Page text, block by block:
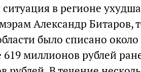
в регионе
Александр Битаров,
было списано
619 миллионов рублей